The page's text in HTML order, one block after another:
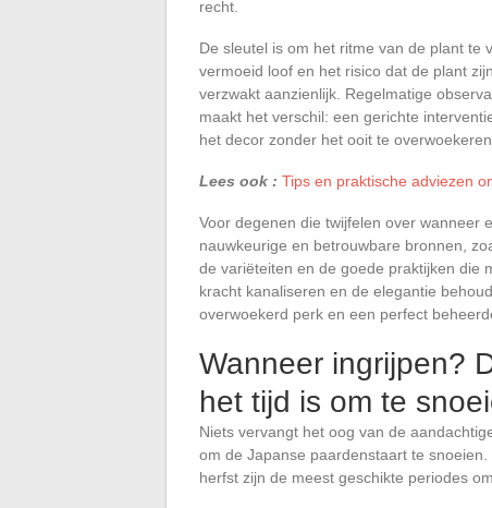
recht.
De sleutel is om het ritme van de plant te
vermoeid loof en het risico dat de plant
verzwakt aanzienlijk. Regelmatige
maakt het verschil: een gerichte
het decor zonder het ooit te overwoekeren.
Lees ook : Tips en praktische adviezen
Voor degenen die twijfelen over wanneer
nauwkeurige en betrouwbare bronnen,
de variëteiten en de goede praktijken die
kracht kanaliseren en de elegantie
overwoekerd perk en een perfect
Wanneer ingrijpen?
het tijd is om te
Niets vervangt het oog van de
om de Japanse paardenstaart te
herfst zijn de meest geschikte periodes